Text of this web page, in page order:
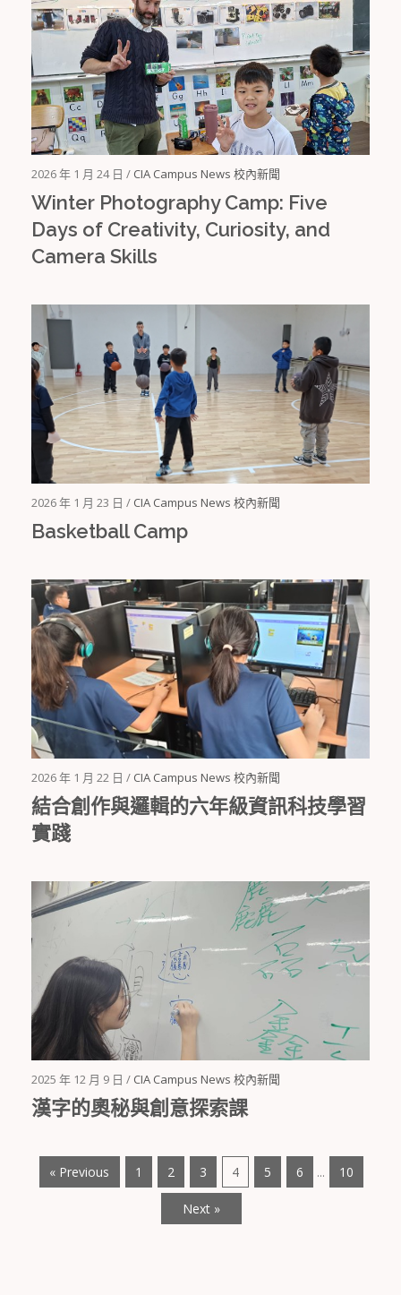
2026 年 1 月 24 日 / CIA Campus News 校內新聞
Winter Photography Camp: Five
Days of Creativity, Curiosity, and
Camera Skills
2026 年 1 月 23 日 / CIA Campus News 校內新聞
Basketball Camp
2026 年 1 月 22 日 / CIA Campus News 校內新聞
結合創作與邏輯的六年級資訊科技學習
實踐
2025 年 12 月 9 日 / CIA Campus News 校內新聞
漢字的奧秘與創意探索課
« Previous 1 2 3 4 5 6 ... 10
Next »